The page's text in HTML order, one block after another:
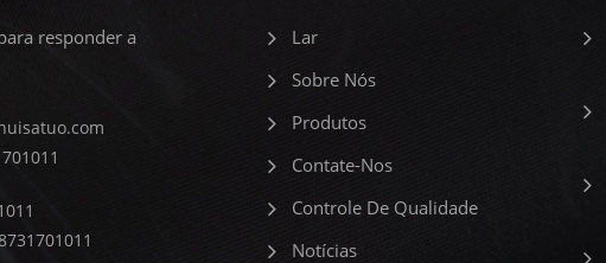
responder a
Lar
Sobre Nós
Produtos
Contate-Nos
Controle De Qualidade
Notícias